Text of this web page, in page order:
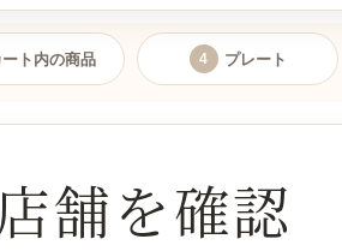
ート内の商品 4 プレート
舗を確認